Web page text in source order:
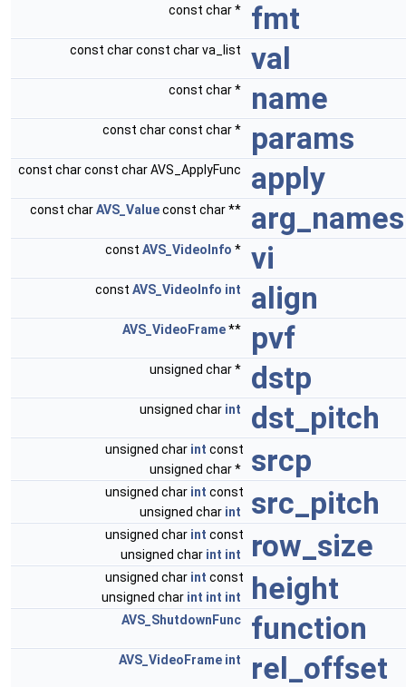
const char * fmt
const char const char va_list val
const char * name
const char const char * params
const char const char AVS_ApplyFunc apply
const charAVS_Valueconst char ** arg_names
const AVS_VideoInfo * vi
const AVS_VideoInfo int align
AVS_VideoFrame** pvf
unsigned char * dstp
unsigned char int dst_pitch
unsigned char int const
unsigned char *
srcp
unsigned char int const
unsigned char int src_pitch
unsigned char int const
unsigned char int int row_size
unsigned char int const
unsigned char int int int height
AVS_ShutdownFunc function
AVS_VideoFrame int rel_offset